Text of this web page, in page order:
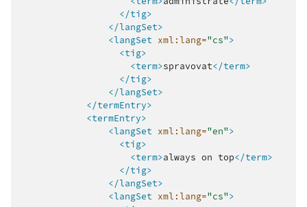
</tig>
</langSet>
<langSet xml:lang="cs">
<tig>
<term>spravovat</term>
</tig>
</langSet>
</termEntry>
<termEntry>
<langSet xml:lang="en">
<tig>
<term>always on top</term>
</tig>
</langSet>
<langSet xml:lang="cs">